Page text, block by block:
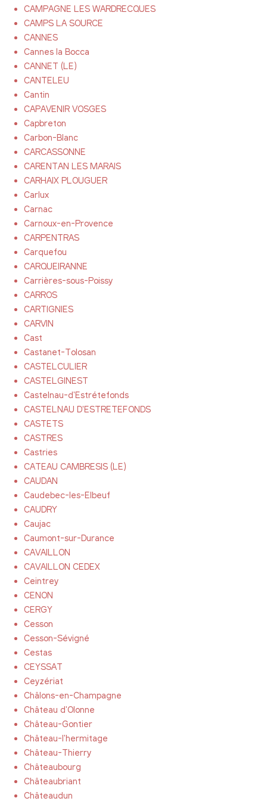
CAMPAGNE LES WARDRECQUES
CAMPS LA SOURCE
CANNES
Cannes la Bocca
CANNET (LE)
CANTELEU
Cantin
CAPAVENIR VOSGES
Capbreton
Carbon-Blanc
CARCASSONNE
CARENTAN LES MARAIS
CARHAIX PLOUGUER
Carlux
Carnac
Carnoux-en-Provence
CARPENTRAS
Carquefou
CARQUEIRANNE
Carrières-sous-Poissy
CARROS
CARTIGNIES
CARVIN
Cast
Castanet-Tolosan
CASTELCULIER
CASTELGINEST
Castelnau-d'Estrétefonds
CASTELNAU D'ESTRETEFONDS
CASTETS
CASTRES
Castries
CATEAU CAMBRESIS (LE)
CAUDAN
Caudebec-les-Elbeuf
CAUDRY
Caujac
Caumont-sur-Durance
CAVAILLON
CAVAILLON CEDEX
Ceintrey
CENON
CERGY
Cesson
Cesson-Sévigné
Cestas
CEYSSAT
Ceyzériat
Châlons-en-Champagne
Château d'Olonne
Château-Gontier
Château-l'hermitage
Château-Thierry
Châteaubourg
Châteaubriant
Châteaudun